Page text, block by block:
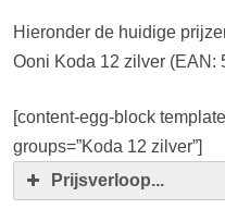
Hieronder de huidige
Ooni Koda 12 zilver (EAN:
[content-egg-block
groups=”Koda 12 zilver”]
Prijsverloop...